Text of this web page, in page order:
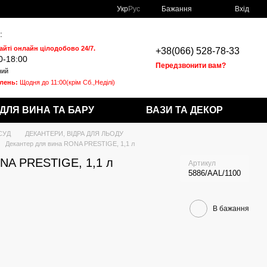
УкрРус Бажання Вхід
онлайн цілодобово 24/7.
18:00
Щодня до 11:00(крім Сб.,Неділі)
+38(066) 528-78-33
Передзвонити вам?
ВИНА ТА БАРУ ВАЗИ ТА ДЕКОР
ДЕКАНТЕРИ, ВІДРА ДЛЯ ЛЬОДУ
Декантер для вина RONA PRESTIGE, 1,1 л
PRESTIGE, 1,1 л Артикул
5886/AAL/1100
В бажання